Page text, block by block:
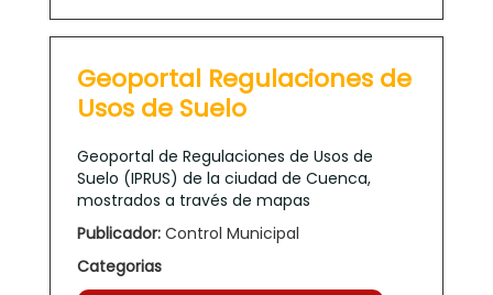
Geoportal Regulaciones de
Usos de Suelo
Geoportal de Regulaciones de Usos de
Suelo (IPRUS) de la ciudad de Cuenca,
mostrados a través de mapas
Publicador: Control Municipal
Categorias